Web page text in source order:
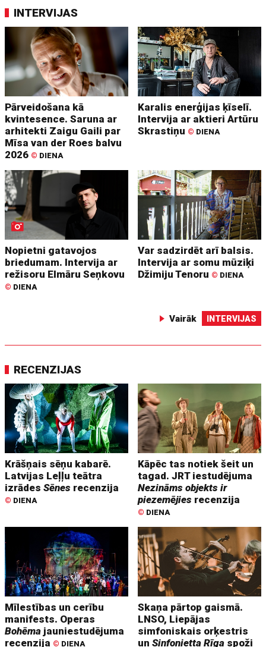
INTERVIJAS
Pārveidošana kā
kvintesence. Saruna ar
arhitekti Zaigu Gaili par
Mīsa van der Roes balvu
2026 © DIENA
Karalis enerģijas ķīselī.
Intervija ar aktieri Artūru
Skrastiņu © DIENA
Nopietni gatavojos
briedumam. Intervija ar
režisoru Elmāru Seņkovu
© DIENA
Var sadzirdēt arī balsis.
Intervija ar somu mūziķi
Džimiju Tenoru © DIENA
Vairāk INTERVIJAS
RECENZIJAS
Krāšņais sēņu kabarē.
Latvijas Leļļu teātra
izrādesSēnes recenzija
© DIENA
Kāpēc tas notiek šeit un
tagad. JRT iestudējuma
Nezināms objekts ir
piezemējies recenzija
© DIENA
Mīlestības un cerību
manifests. Operas
Bohēma jauniestudējuma
recenzija © DIENA
Skaņa pārtop gaismā.
LNSO, Liepājas
simfoniskais orķestris
unSinfonietta Rīga spoži